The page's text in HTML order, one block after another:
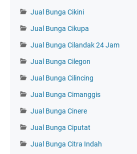
Jual Bunga Cikini
Jual Bunga Cikupa
Jual Bunga Cilandak 24 Jam
Jual Bunga Cilegon
Jual Bunga Cilincing
Jual Bunga Cimanggis
Jual Bunga Cinere
Jual Bunga Ciputat
Jual Bunga Citra Indah